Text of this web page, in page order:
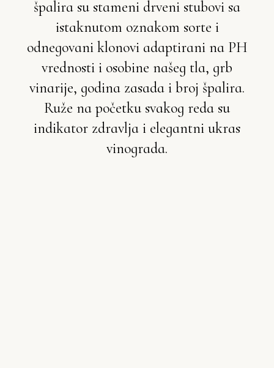
špalira su stameni drveni stubovi sa
istaknutom oznakom sorte i
odnegovani klonovi adaptirani na PH
vrednosti i osobine našeg tla, grb
vinarije, godina zasada i broj špalira.
Ruže na početku svakog reda su
indikator zdravlja i elegantni ukras
vinograda.